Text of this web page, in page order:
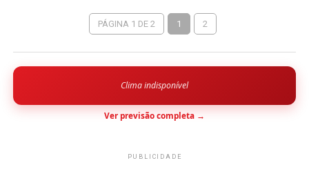
PÁGINA 1 DE 2 1 2
Clima indisponível
Ver previsão completa →
PUBLICIDADE